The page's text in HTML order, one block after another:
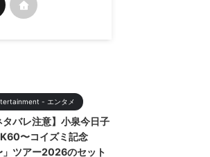
- エンタメ
タバレ注意】小泉今日子
〜コイズミ記念
」ツアー2026のセット